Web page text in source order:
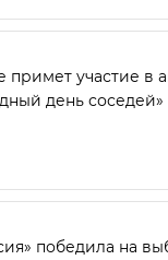
примет участие в
день соседей»
победила на